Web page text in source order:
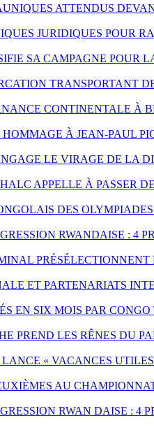
ATTENDUS
JURIDIQUES POUR
SA CAMPAGNE POUR
TRANSPORTANT
CONTINENTALE À
À JEAN-PAUL
LE VIRAGE DE LA
APPELLE À PASSER
DES
RWANDAISE : 4
PRÉSÉLECTIONNENT
ET PARTENARIATS
EN SIX MOIS PAR
PREND LES RÊNES DU
« VACANCES
AU
RWAN DAISE : 4